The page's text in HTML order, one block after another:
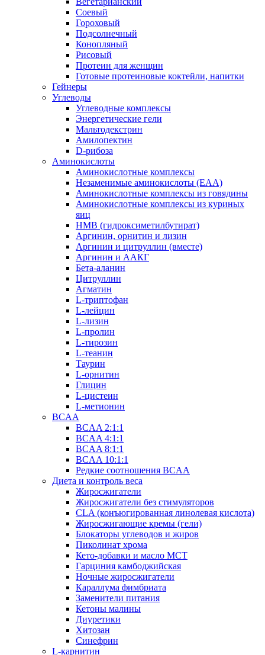
Соевый
Гороховый
Подсолнечный
Конопляный
Рисовый
Протеин для женщин
Готовые протеиновые коктейли, напитки
Гейнеры
Углеводы
Углеводные комплексы
Энергетические гели
Мальтодекстрин
Амилопектин
D-рибоза
Аминокислоты
Аминокислотные комплексы
Незаменимые аминокислоты (EAA)
Аминокислотные комплексы из говядины
Аминокислотные комплексы из куриных
яиц
HMB (гидроксиметилбутират)
Аргинин, орнитин и лизин
Аргинин и цитруллин (вместе)
Аргинин и ААКГ
Бета-аланин
Цитруллин
Агматин
L-триптофан
L-лейцин
L-лизин
L-пролин
L-тирозин
L-теанин
Таурин
L-орнитин
Глицин
L-цистеин
L-метионин
BCAA
BCAA 2:1:1
BCAA 4:1:1
BCAA 8:1:1
BCAA 10:1:1
Редкие соотношения BCAA
Диета и контроль веса
Жиросжигатели
Жиросжигатели без стимуляторов
CLA (конъюгированная линолевая кислота)
Жиросжигающие кремы (гели)
Блокаторы углеводов и жиров
Пиколинат хрома
Кето-добавки и масло МСТ
Гарциния камбоджийская
Ночные жиросжигатели
Караллума фимбриата
Заменители питания
Кетоны малины
Диуретики
Хитозан
Синефрин
L-карнитин